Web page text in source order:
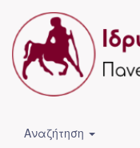
Αναζήτηση